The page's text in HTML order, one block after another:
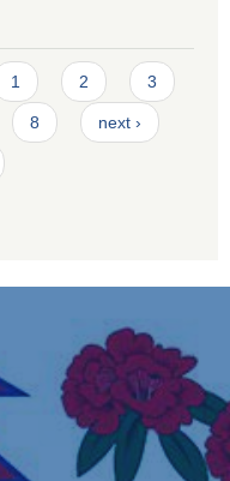
1 2 3
8 next ›